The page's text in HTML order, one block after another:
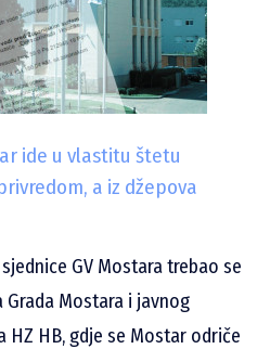
ide u vlastitu štetu
a iz džepova
GV Mostara trebao se
Mostara i javnog
HZ HB, gdje se Mostar odriče